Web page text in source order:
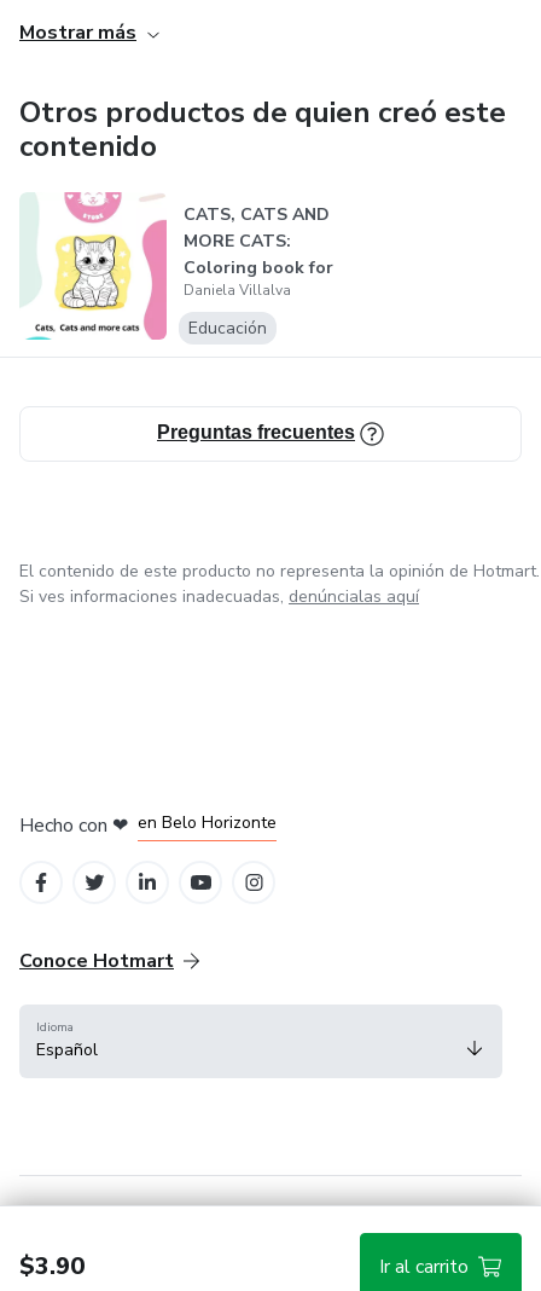
Mostrar más
Otros productos de quien creó este
contenido
CATS, CATS AND
MORE CATS:
Coloring book for
children: cats a...
Daniela Villalva
Educación
Preguntas frecuentes
$3.90 Ir al carrito
El contenido de este producto no representa la opinión de Hotmart.
Si ves informaciones inadecuadas, denúncialas aquí
Hecho con ❤ en Belo Horizonte
Conoce Hotmart
Idioma
Español